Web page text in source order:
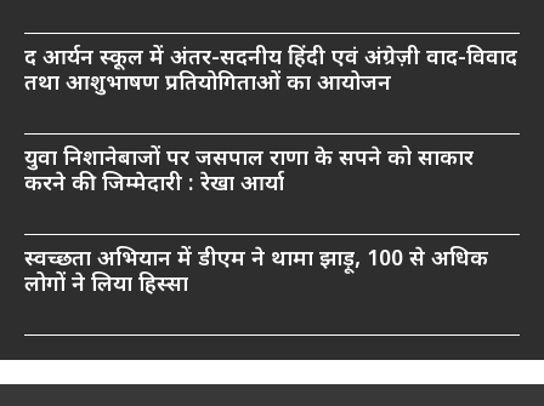
द आर्यन स्कूल में अंतर-सदनीय हिंदी एवं अंग्रेज़ी वाद-विवाद
तथा आशुभाषण प्रतियोगिताओं का आयोजन
युवा निशानेबाजों पर जसपाल राणा के सपने को साकार
करने की जिम्मेदारी : रेखा आर्या
स्वच्छता अभियान में डीएम ने थामा झाड़ू, 100 से अधिक
लोगों ने लिया हिस्सा